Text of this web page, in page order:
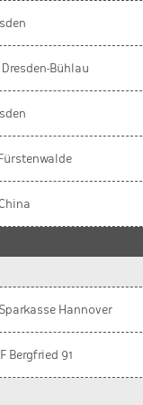
Bühlau
Hannover
Bergfried 91